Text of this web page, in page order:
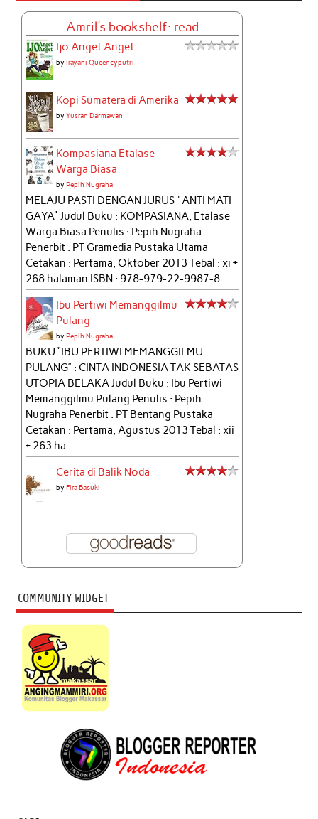
Amril's bookshelf: read
Ijo Anget Anget
byIrayani Queencyputri
Kopi Sumatera di Amerika
byYusran Darmawan
Kompasiana Etalase
Warga Biasa
byPepih Nugraha
MELAJU PASTI DENGAN JURUS "ANTI MATI
GAYA" Judul Buku : KOMPASIANA, Etalase
Warga Biasa Penulis : Pepih Nugraha
Penerbit : PT Gramedia Pustaka Utama
Cetakan : Pertama, Oktober 2013 Tebal : xi +
268 halaman ISBN : 978-979-22-9987-8...
Ibu Pertiwi Memanggilmu
Pulang
byPepih Nugraha
BUKU “IBU PERTIWI MEMANGGILMU
PULANG” : CINTA INDONESIA TAK SEBATAS
UTOPIA BELAKA Judul Buku : Ibu Pertiwi
Memanggilmu Pulang Penulis : Pepih
Nugraha Penerbit : PT Bentang Pustaka
Cetakan : Pertama, Agustus 2013 Tebal : xii
+ 263 ha...
Cerita di Balik Noda
byFira Basuki
COMMUNITY WIDGET